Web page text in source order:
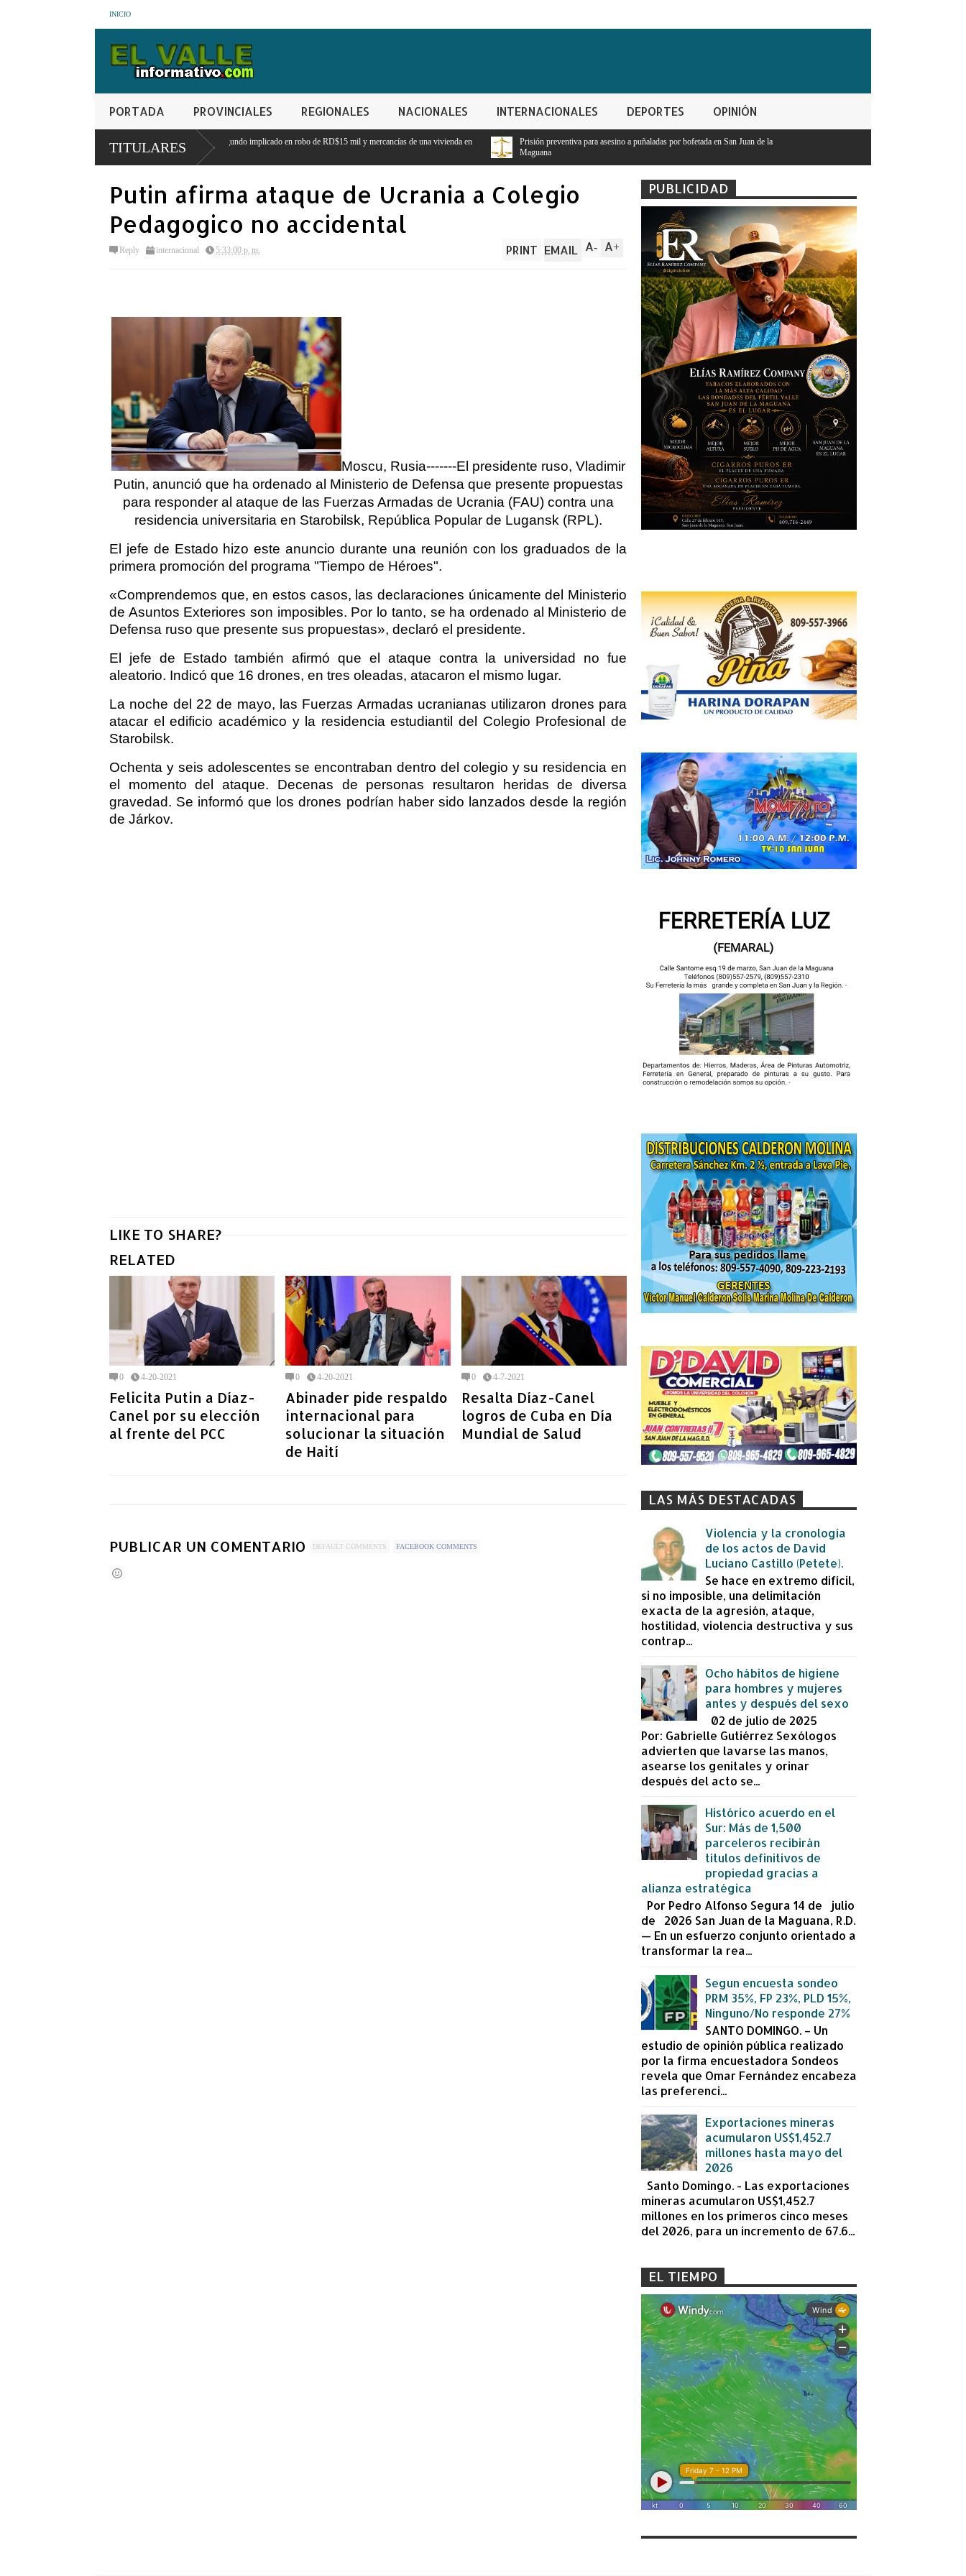
INICIO
PORTADA PROVINCIALES REGIONALES NACIONALES INTERNACIONALES DEPORTES OPINIÓN
TITULARES
Policía Nacional apresa segundo implicado en robo de RD$15 mil y mercancías de una vivienda en
Prisión preventiva para asesino a puñaladas por bofetada en San Juan de la
Putin afirma ataque de Ucrania a Colegio
Pedagogico no accidental
Reply internacional 5:33:00 p. m. A+
A-
PRINT EMAIL
Moscu, Rusia-------El presidente ruso, Vladimir
Putin, anunció que ha ordenado al Ministerio de Defensa que presente propuestas
para responder al ataque de las Fuerzas Armadas de Ucrania (FAU) contra una
residencia universitaria en Starobilsk, República Popular de Lugansk (RPL).
El jefe de Estado hizo este anuncio durante una reunión con los graduados de la
primera promoción del programa "Tiempo de Héroes".
«Comprendemos que, en estos casos, las declaraciones únicamente del Ministerio
de Asuntos Exteriores son imposibles. Por lo tanto, se ha ordenado al Ministerio de
Defensa ruso que presente sus propuestas», declaró el presidente.
El jefe de Estado también afirmó que el ataque contra la universidad no fue
aleatorio. Indicó que 16 drones, en tres oleadas, atacaron el mismo lugar.
La noche del 22 de mayo, las Fuerzas Armadas ucranianas utilizaron drones para
atacar el edificio académico y la residencia estudiantil del Colegio Profesional de
Starobilsk.
Ochenta y seis adolescentes se encontraban dentro del colegio y su residencia en
el momento del ataque. Decenas de personas resultaron heridas de diversa
gravedad. Se informó que los drones podrían haber sido lanzados desde la región
de Járkov.
LIKE TO SHARE?
RELATED
0 4-20-2021
Felicita Putin a Díaz-
Canel por su elección
al frente del PCC
0 4-20-2021
Abinader pide respaldo
internacional para
solucionar la situación
de Haití
0 4-7-2021
Resalta Díaz-Canel
logros de Cuba en Día
Mundial de Salud
PUBLICAR UN COMENTARIO DEFAULT COMMENTS FACEBOOK COMMENTS
PUBLICIDAD
LAS MÁS DESTACADAS
Violencia y la cronología
de los actos de David
Luciano Castillo (Petete).
Se hace en extremo difícil,
si no imposible, una delimitación
exacta de la agresión, ataque,
hostilidad, violencia destructiva y sus
contrap...
Ocho hábitos de higiene
para hombres y mujeres
antes y después del sexo
02 de julio de 2025
Por: Gabrielle Gutiérrez Sexólogos
advierten que lavarse las manos,
asearse los genitales y orinar
después del acto se...
Histórico acuerdo en el
Sur: Más de 1,500
parceleros recibirán
títulos definitivos de
propiedad gracias a
alianza estratégica
Por Pedro Alfonso Segura 14 de julio
de 2026 San Juan de la Maguana, R.D.
— En un esfuerzo conjunto orientado a
transformar la rea...
Segun encuesta sondeo
PRM 35%, FP 23%, PLD 15%,
Ninguno/No responde 27%
SANTO DOMINGO. – Un
estudio de opinión pública realizado
por la firma encuestadora Sondeos
revela que Omar Fernández encabeza
las preferenci...
Exportaciones mineras
acumularon US$1,452.7
millones hasta mayo del
2026
Santo Domingo. - Las exportaciones
mineras acumularon US$1,452.7
millones en los primeros cinco meses
del 2026, para un incremento de 67.6...
EL TIEMPO